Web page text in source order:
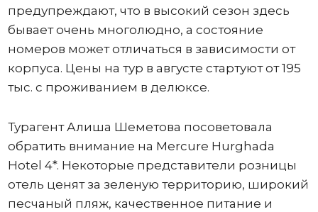
предупреждают, что в высокий сезон здесь
бывает очень многолюдно, а состояние
номеров может отличаться в зависимости от
корпуса. Цены на тур в августе стартуют от 195
тыс. с проживанием в делюксе.
Турагент Алиша Шеметова посоветовала
обратить внимание на Mercure Hurghada
Hotel 4*. Некоторые представители розницы
отель ценят за зеленую территорию, широкий
песчаный пляж, качественное питание и